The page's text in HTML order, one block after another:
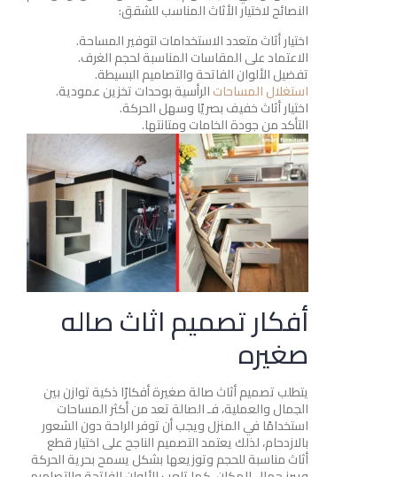
النصائح لاختيار الأثاث المناسب للشقق:
اختيار أثاث متعدد الاستخدامات لتوفير المساحة.
الاعتماد على المقاسات المناسبة لحجم الغرف.
تفضيل الألوان الفاتحة والتصاميم البسيطة.
استغلال المساحاتالرأسية بوحدات تخزين عمودية.
اختيار أثاث خفيف بصريًا وسهل الحركة.
التأكد من جودة الخامات ومتانتها.
أفكار تصميم اثاث صاله
صغيره
يتطلب تصميم أثاث صالة صغيرة أفكارًا ذكية توازن بين
الجمال والعملية، فـ الصالة تعد من أكثر المساحات
استخدامًا في المنزل ويجب أن توفر الراحة دون الشعور
بالازدحام، لذلك يعتمد التصميم الناجح على اختيار قطع
أثاث مناسبة للحجم وتوزيعها بشكل يسمح بحرية الحركة